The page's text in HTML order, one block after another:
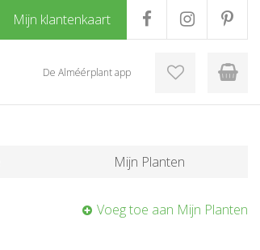
Mijn klantenkaart
De Alméérplant app
Mijn Planten
Voeg toe aan Mijn Planten